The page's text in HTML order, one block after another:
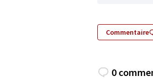
Commentaire
0